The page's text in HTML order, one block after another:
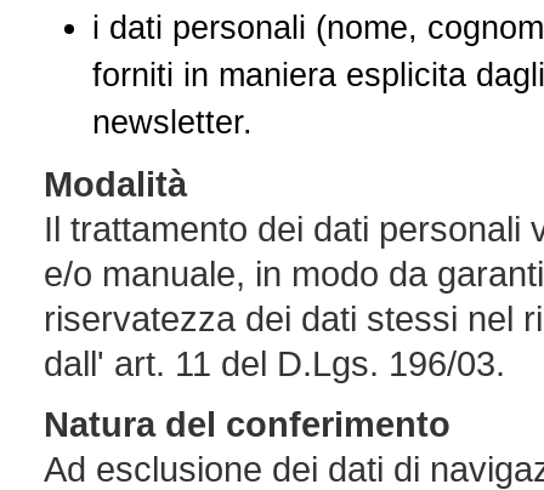
i dati personali (nome,
forniti in maniera esplicita
newsletter.
Modalità
Il trattamento dei dati personali
e/o manuale, in modo da
riservatezza dei dati stessi nel
dall' art. 11 del D.Lgs. 196/03.
Natura del conferimento
Ad esclusione dei dati di